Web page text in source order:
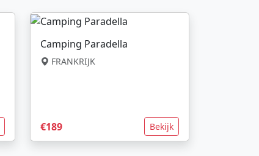
Camping Paradella
FRANKRIJK
€189 Bekijk